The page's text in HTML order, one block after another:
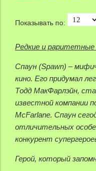
Показывать по:
Редкие и раритетные
Спаун (Spawn) –
кино. Его придумал
Тодд МакФарлэйн,
известной компании
McFarlane. Спаун
отличительных
конкурент
Герой, который